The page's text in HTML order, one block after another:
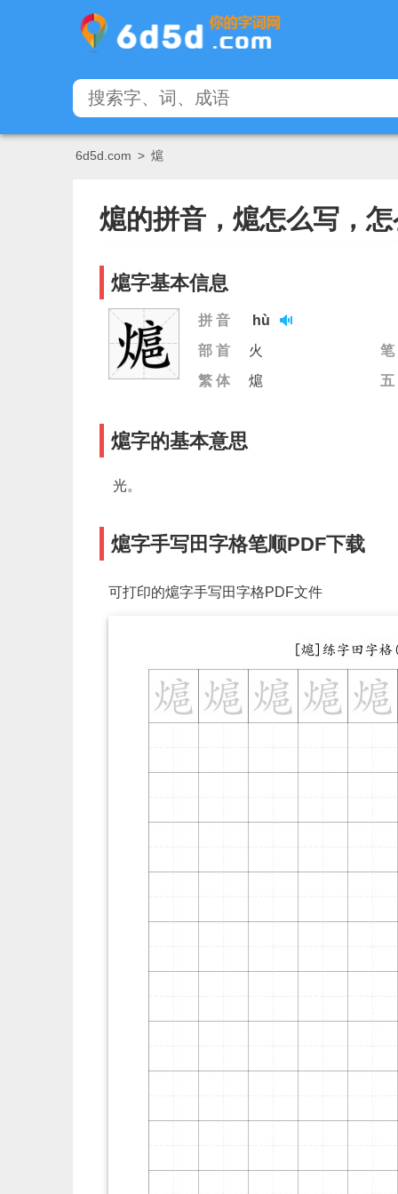
6d5d.com > 熩
熩的拼音，熩怎么写，
熩字基本信息
拼 音
hù
部 首
火
笔
繁 体
熩 五
熩字的基本意思
光。
熩字手写田字格笔顺PDF下载
可打印的熩字手写田字格PDF文件